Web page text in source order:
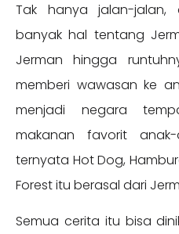
Tak hanya jalan-jalan,
banyak hal tentang
Jerman hingga
memberi wawasan ke
menjadi negara
makanan favorit
ternyata Hot Dog,
Forest itu berasal dari
Semua cerita itu bisa